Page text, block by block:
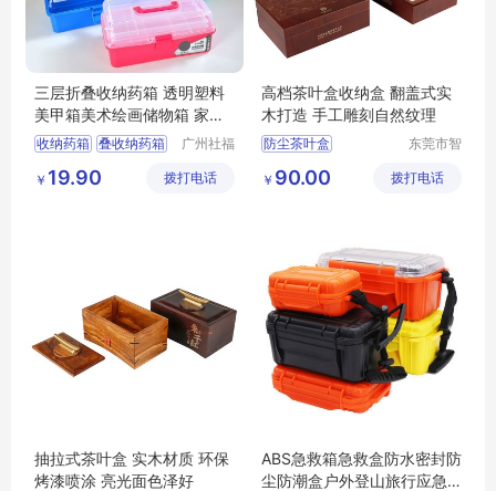
三层折叠收纳药箱 透明塑料
美甲箱美术绘画储物箱 家用
药品收纳箱
收纳药箱 叠收纳药箱
储物箱
广州社福
械有限公
￥ 19.90 拨打电话
高档茶叶盒收纳盒 翻盖式实
木打造 手工雕刻自然纹理
防尘茶叶盒
茶叶收纳盒
东莞市智
限公司
￥ 90.00 拨打电话
抽拉式茶叶盒 实木材质 环保
烤漆喷涂 亮光面色泽好
ABS急救箱急救盒防水密封防
尘防潮盒户外登山旅行应急